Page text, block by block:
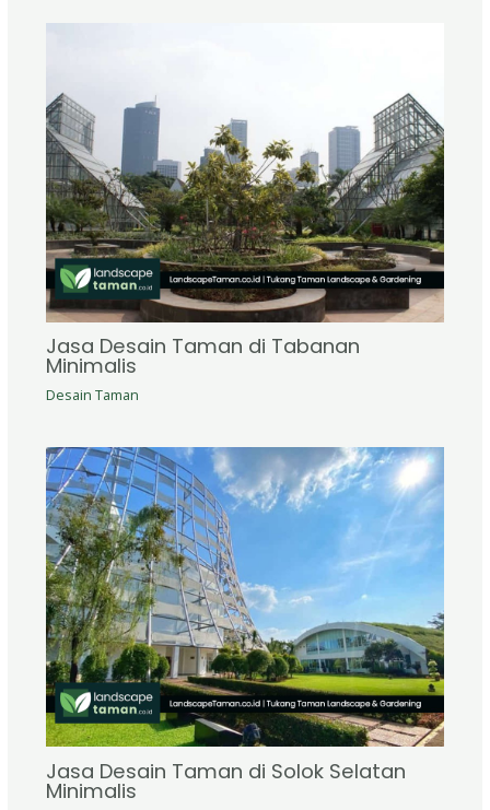
Jasa Desain Taman di Tabanan
Minimalis
Desain Taman
Jasa Desain Taman di Solok Selatan
Minimalis